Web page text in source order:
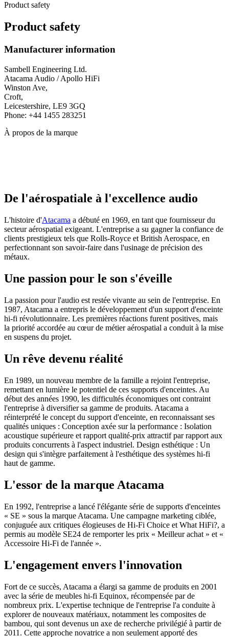
Product safety
Product safety
Manufacturer information
Sambell Engineering Ltd.
Atacama Audio / Apollo HiFi
Winston Ave,
Croft,
Leicestershire, LE9 3GQ
Phone: +44 1455 283251
À propos de la marque
De l'aérospatiale à l'excellence audio
L'histoire d'Atacama a débuté en 1969, en tant que fournisseur du
secteur aérospatial exigeant. L'entreprise a su gagner la confiance de
clients prestigieux tels que Rolls-Royce et British Aerospace, en
perfectionnant son savoir-faire dans l'usinage de précision des
métaux.
Une passion pour le son s'éveille
La passion pour l'audio est restée vivante au sein de l'entreprise. En
1987, Atacama a entrepris le développement d'un support d'enceinte
hi-fi révolutionnaire. Les premières réactions furent positives, mais
la priorité accordée au cœur de métier aérospatial a conduit à la mise
en suspens du projet.
Un rêve devenu réalité
En 1989, un nouveau membre de la famille a rejoint l'entreprise,
remettant en lumière le potentiel de ces supports d'enceintes. Au
début des années 1990, les difficultés économiques ont contraint
l'entreprise à diversifier sa gamme de produits. Atacama a
réinterprété le concept du support d'enceinte, en reconnaissant ses
qualités uniques : Conception axée sur la performance : Isolation
acoustique supérieure et rapport qualité-prix attractif par rapport aux
produits concurrents à l'aspect industriel. Design esthétique : Un
design qui s'intègre parfaitement à l'esthétique des systèmes hi-fi
haut de gamme.
L'essor de la marque Atacama
En 1992, l'entreprise a lancé l'élégante série de supports d'enceintes
« SE » sous la marque Atacama. Une campagne marketing ciblée,
conjuguée aux critiques élogieuses de Hi-Fi Choice et What HiFi?, a
permis au modèle SE24 de remporter les prix « Meilleur achat » et «
Accessoire Hi-Fi de l'année ».
L'engagement envers l'innovation
Fort de ce succès, Atacama a élargi sa gamme de produits en 2001
avec la série de meubles hi-fi Equinox, récompensée par de
nombreux prix. L'expertise technique de l'entreprise l'a conduite à
explorer de nouveaux matériaux, notamment les composites de
bambou, qui sont devenus un axe de recherche privilégié à partir de
2011. Cette approche novatrice a non seulement apporté des